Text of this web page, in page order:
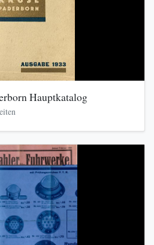
Hauptkatalog